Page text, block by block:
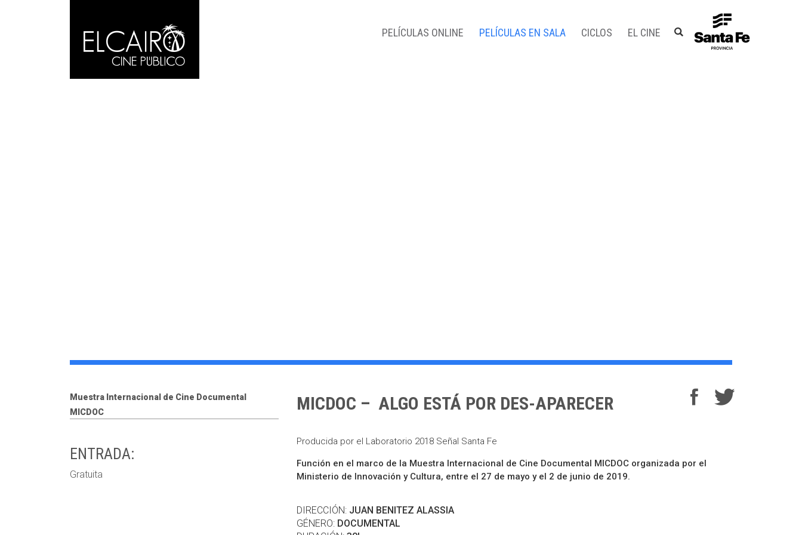
PELÍCULAS ONLINE PELÍCULAS EN SALA CICLOS EL CINE
Muestra Internacional de Cine Documental
MICDOC
ENTRADA:
Gratuita
MICDOC – ALGO ESTÁ POR DES-APARECER
Producida por el Laboratorio 2018 Señal Santa Fe
Función en el marco de la Muestra Internacional de Cine Documental MICDOC organizada por el
Ministerio de Innovación y Cultura, entre el 27 de mayo y el 2 de junio de 2019.
DIRECCIÓN: JUAN BENITEZ ALASSIA
GÉNERO: DOCUMENTAL